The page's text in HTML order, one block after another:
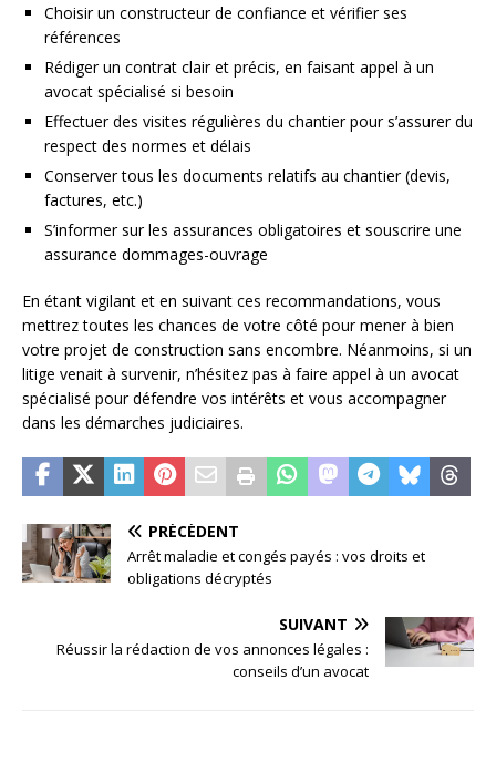
Choisir un constructeur de confiance et vérifier ses
références
Rédiger un contrat clair et précis, en faisant appel à un
avocat spécialisé si besoin
Effectuer des visites régulières du chantier pour s’assurer du
respect des normes et délais
Conserver tous les documents relatifs au chantier (devis,
factures, etc.)
S’informer sur les assurances obligatoires et souscrire une
assurance dommages-ouvrage
En étant vigilant et en suivant ces recommandations, vous
mettrez toutes les chances de votre côté pour mener à bien
votre projet de construction sans encombre. Néanmoins, si un
litige venait à survenir, n’hésitez pas à faire appel à un avocat
spécialisé pour défendre vos intérêts et vous accompagner
dans les démarches judiciaires.
PRÉCÉDENT
Arrêt maladie et congés payés : vos droits et
obligations décryptés
SUIVANT
Réussir la rédaction de vos annonces légales :
conseils d’un avocat